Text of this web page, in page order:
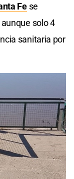
Fese
solo 4
sanitaria por